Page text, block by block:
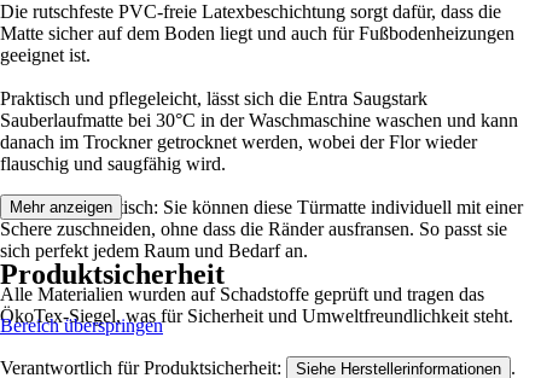
Die rutschfeste PVC-freie Latexbeschichtung sorgt dafür, dass die
Matte sicher auf dem Boden liegt und auch für Fußbodenheizungen
geeignet ist.
Praktisch und pflegeleicht, lässt sich die Entra Saugstark
Sauberlaufmatte bei 30°C in der Waschmaschine waschen und kann
danach im Trockner getrocknet werden, wobei der Flor wieder
flauschig und saugfähig wird.
Besonders praktisch: Sie können diese Türmatte individuell mit einer
Schere zuschneiden, ohne dass die Ränder ausfransen. So passt sie
sich perfekt jedem Raum und Bedarf an.
Alle Materialien wurden auf Schadstoffe geprüft und tragen das
ÖkoTex-Siegel, was für Sicherheit und Umweltfreundlichkeit steht.
Mehr anzeigen
Produktsicherheit
Bereich überspringen
Verantwortlich für Produktsicherheit: Siehe Herstellerinformationen .